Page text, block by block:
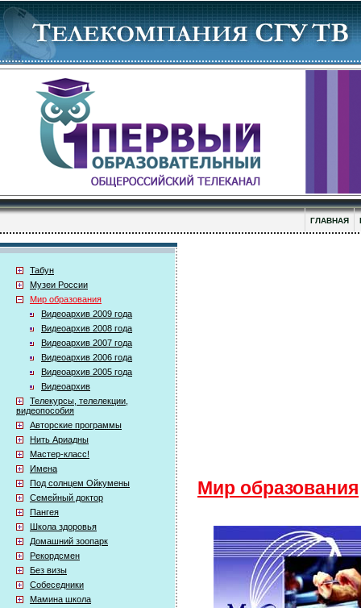
ГЛАВНАЯ
Табун
Музеи России
Мир образования
Видеоархив 2009 года
Видеоархив 2008 года
Видеоархив 2007 года
Видеоархив 2006 года
Видеоархив 2005 года
Видеоархив
Телекурсы, телелекции,
видеопособия
Авторские программы
Нить Ариадны
Мастер-класс!
Имена
Под солнцем Ойкумены
Семейный доктор
Пангея
Школа здоровья
Домашний зоопарк
Рекордсмен
Без визы
Собеседники
Мамина школа
Мир образования